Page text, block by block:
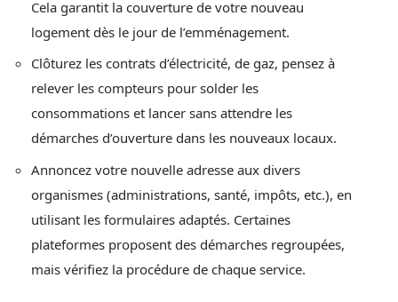
Cela garantit la couverture de votre nouveau
logement dès le jour de l’emménagement.
Clôturez les contrats d’électricité, de gaz, pensez à
relever les compteurs pour solder les
consommations et lancer sans attendre les
démarches d’ouverture dans les nouveaux locaux.
Annoncez votre nouvelle adresse aux divers
organismes (administrations, santé, impôts, etc.), en
utilisant les formulaires adaptés. Certaines
plateformes proposent des démarches regroupées,
mais vérifiez la procédure de chaque service.